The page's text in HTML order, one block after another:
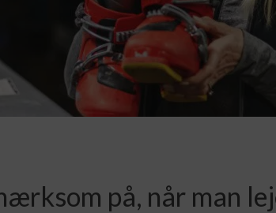
på, når man